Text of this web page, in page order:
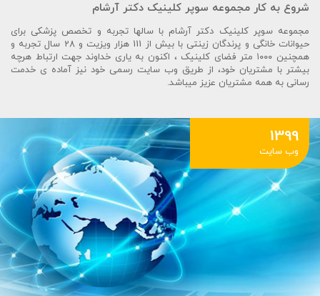
شروع به کار مجموعه سوپر کلینیک دکتر آرشام
مجموعه سوپر کلینیک دکتر آرشام با سالها تجربه و تخصص پزشکی برای
حیوانات خانگی و پرندگان زینتی با بیش از 111 هزار ویزیت و 28 سال تجربه و
همچنین ۱۰۰۰ متر فضای کلینیک ، اکنون به یاری خداوند جهت ارتباط هرچه
بیشتر با مشتریان خود، از طریق وب سایت رسمی خود نیز آماده ی خدمت
رسانی به همه مشتریان عزیز میباشد.
1399
وب سایت